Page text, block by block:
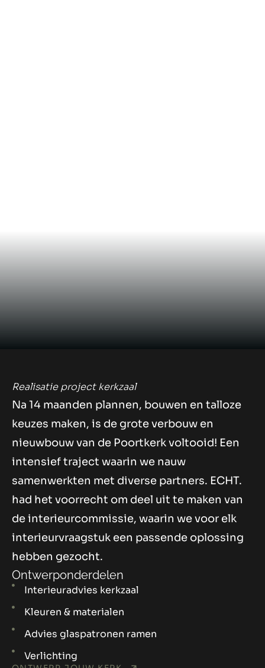
Realisatie project kerkzaal
Na 14 maanden plannen, bouwen en talloze
keuzes maken, is de grote verbouw en
nieuwbouw van de Poortkerk voltooid! Een
intensief traject waarin we nauw
samenwerkten met diverse partners. ECHT.
had het voorrecht om deel uit te maken van
de interieurcommissie, waarin we voor elk
interieurvraagstuk een passende oplossing
hebben gezocht.
Ontwerponderdelen
Interieuradvies kerkzaal
Kleuren & materialen
Advies glaspatronen ramen
Verlichting